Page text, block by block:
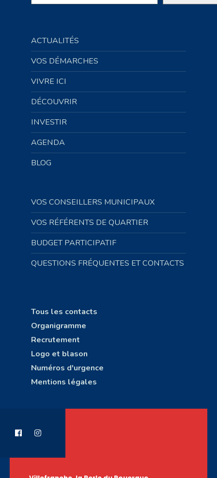
ACTUALITÉS
VOS DÉMARCHES
VIVRE ICI
DÉCOUVRIR
INVESTIR
AGENDA
BLOG
VOS CONSEILLERS MUNICIPAUX
VOS RÉFÉRENTS DE QUARTIER
BUDGET PARTICIPATIF
QUESTIONS FRÉQUENTES ET CONTACTS
Tous les contacts
Organigramme
Recrutement
Logo et blason
Numéros d'urgence
Mentions légales